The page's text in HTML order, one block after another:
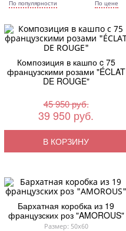
По популярности По цене
Композиция в кашпо c 75
французскими розами "ÉCLAT
DE ROUGE"
45 950 руб.
39 950 руб.
В КОРЗИНУ
Бархатная коробка из 19
французских роз "AMOROUS"
Размер: 50x60